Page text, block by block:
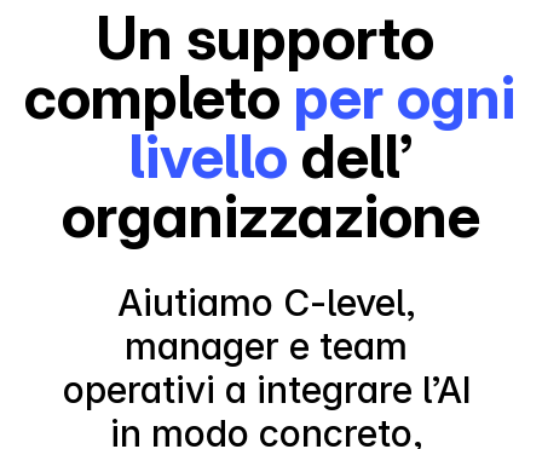
Un supporto
completo per ogni
livello dell’
organizzazione
Aiutiamo C-level,
manager e team
operativi a integrare l’AI
in modo concreto,